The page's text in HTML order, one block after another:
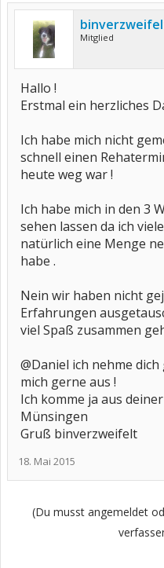
Mitglied
Hallo !
Erstmal ein herzliches
Ich habe mich nicht
schnell einen
heute weg war !
Ich habe mich in den 3
sehen lassen da ich
natürlich eine Menge
habe .
Nein wir haben nicht
Erfahrungen
viel Spaß zusammen
@Daniel ich nehme
mich gerne aus !
Ich komme ja aus
Münsingen
Gruß binverzweifelt
18. Mai 2015
(Du musst angemeldet